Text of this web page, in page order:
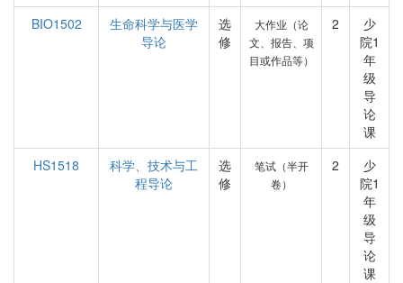
BIO1502
生命科学与医学
导论
选
修
大作业（论
文、报告、项
目或作品等）
2
少
院1
年
级
导
论
课
HS1518
科学、技术与工
程导论
选
修
笔试（半开
卷）
2
少
院1
年
级
导
论
课